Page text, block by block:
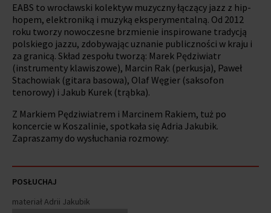
EABS to wrocławski kolektyw muzyczny łączący jazz z hip-
hopem, elektroniką i muzyką eksperymentalną. Od 2012
roku tworzy nowoczesne brzmienie inspirowane tradycją
polskiego jazzu, zdobywając uznanie publiczności w kraju i
za granicą. Skład zespołu tworzą: Marek Pędziwiatr
(instrumenty klawiszowe), Marcin Rak (perkusja), Paweł
Stachowiak (gitara basowa), Olaf Węgier (saksofon
tenorowy) i Jakub Kurek (trąbka).
Z Markiem Pędziwiatrem i Marcinem Rakiem, tuż po
koncercie w Koszalinie, spotkała się Adria Jakubik.
Zapraszamy do wysłuchania rozmowy:
POSŁUCHAJ
materiał Adrii Jakubik